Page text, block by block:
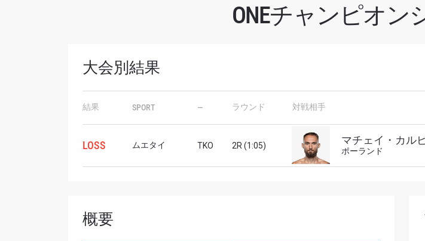
ONEチャンピオン
大会別結果
結果 SPORT — ラウンド 対戦相手
LOSS ムエタイ TKO 2R (1:05) マチェイ・カル
ポーランド
概要
対戦相手
大会
ハイライトを
ー、ライブイベントの最高の席をゲッ
Eメール